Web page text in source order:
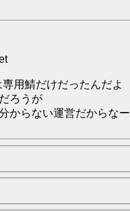
用鯖だけだったんだよ
ろうが
からない運営だからなー